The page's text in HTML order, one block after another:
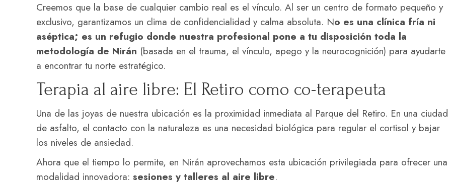
Creemos que la base de cualquier cambio real es el vínculo. Al ser un centro de formato pequeño y
exclusivo, garantizamos un clima de confidencialidad y calma absoluta. No es una clínica fría ni
aséptica; es un refugio donde nuestra profesional pone a tu disposición toda la
metodología de Nirán (basada en el trauma, el vínculo, apego y la neurocognición) para ayudarte
a encontrar tu norte estratégico.
Terapia al aire libre: El Retiro como co-terapeuta
Una de las joyas de nuestra ubicación es la proximidad inmediata al Parque del Retiro. En una ciudad
de asfalto, el contacto con la naturaleza es una necesidad biológica para regular el cortisol y bajar
los niveles de ansiedad.
Ahora que el tiempo lo permite, en Nirán aprovechamos esta ubicación privilegiada para ofrecer una
modalidad innovadora: sesiones y talleres al aire libre.